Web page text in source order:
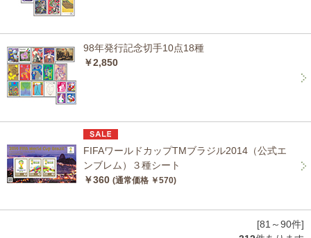
98年発行記念切手10点18種
￥2,850
FIFAワールドカップTMブラジル2014（公式エ
ンブレム）３種シート
￥360 (通常価格 ￥570)
[81～90件]